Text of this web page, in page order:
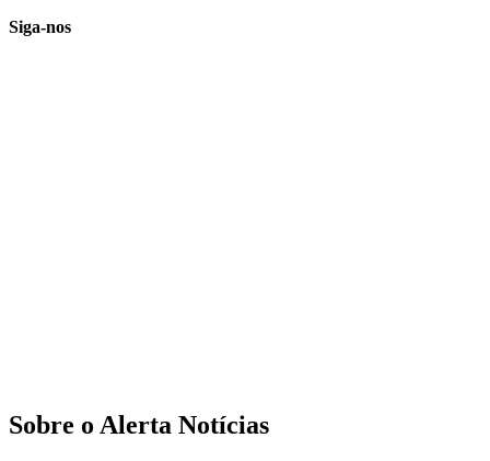
Siga-nos
Sobre o Alerta Notícias